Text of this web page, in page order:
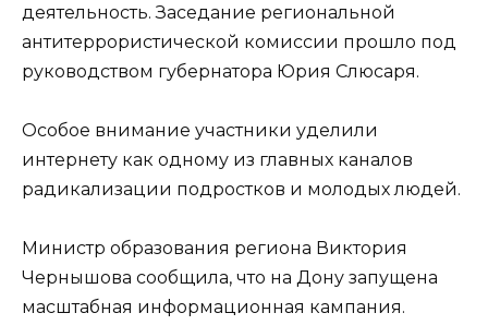
деятельность. Заседание региональной
антитеррористической комиссии прошло под
руководством губернатора Юрия Слюсаря.
Особое внимание участники уделили
интернету как одному из главных каналов
радикализации подростков и молодых людей.
Министр образования региона Виктория
Чернышова сообщила, что на Дону запущена
масштабная информационная кампания.